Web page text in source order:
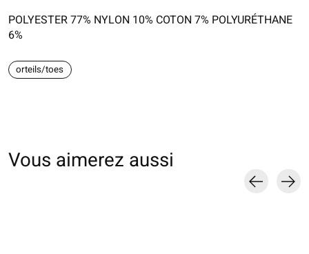
POLYESTER 77% NYLON 10% COTON 7% POLYURÉTHANE
6%
orteils/toes
Vous aimerez aussi